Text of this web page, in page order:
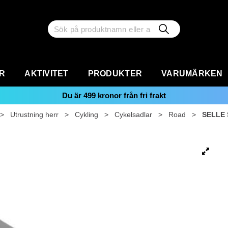
AKTIVITET PRODUKTER VARUMÄRKEN
Du är 499 kronor från fri frakt
Utrustning herr > Cykling > Cykelsadlar > Road > SELLE